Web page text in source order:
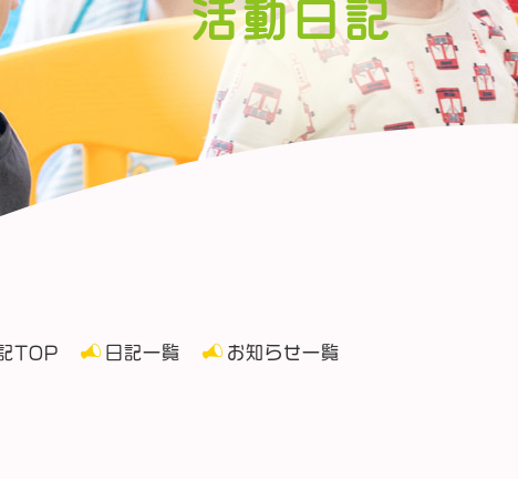
活動日記
TOP 日記一覧 お知らせ一覧